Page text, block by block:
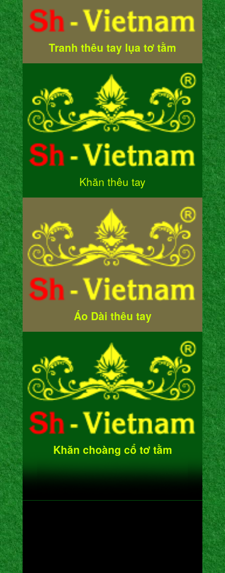
Tranh thêu tay lụa tơ tằm
Khăn thêu tay
Áo Dài thêu tay
Khăn choàng cổ tơ tằm